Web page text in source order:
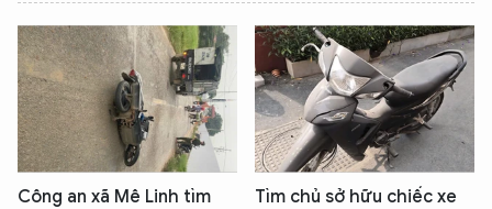
Công an xã Mê Linh tìm
Tìm chủ sở hữu chiếc xe
XIN CHÀO,
TÔI LÀ CHATBOT CỦA